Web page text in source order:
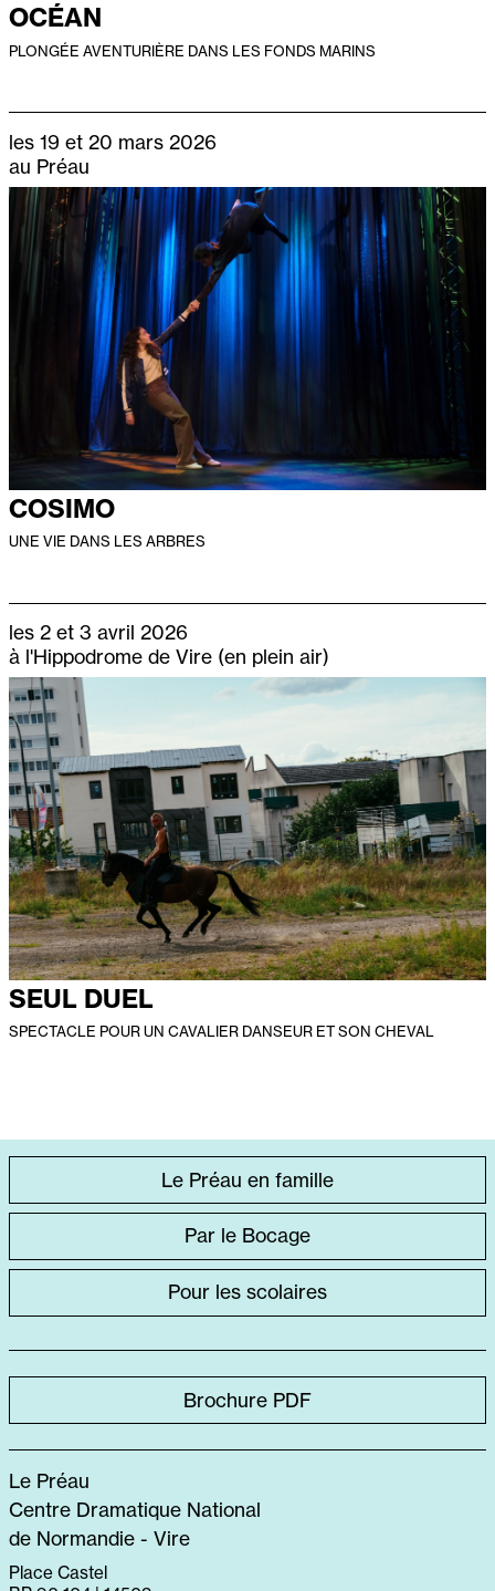
OCÉAN
PLONGÉE AVENTURIÈRE DANS LES FONDS MARINS
les 19 et 20 mars 2026
au Préau
COSIMO
UNE VIE DANS LES ARBRES
les 2 et 3 avril 2026
à l'Hippodrome de Vire (en plein air)
SEUL DUEL
SPECTACLE POUR UN CAVALIER DANSEUR ET SON CHEVAL
DIRECT
Le Préau en famille
Par le Bocage
Pour les scolaires
Brochure PDF
Le Préau
Centre Dramatique National
de Normandie - Vire
Place Castel